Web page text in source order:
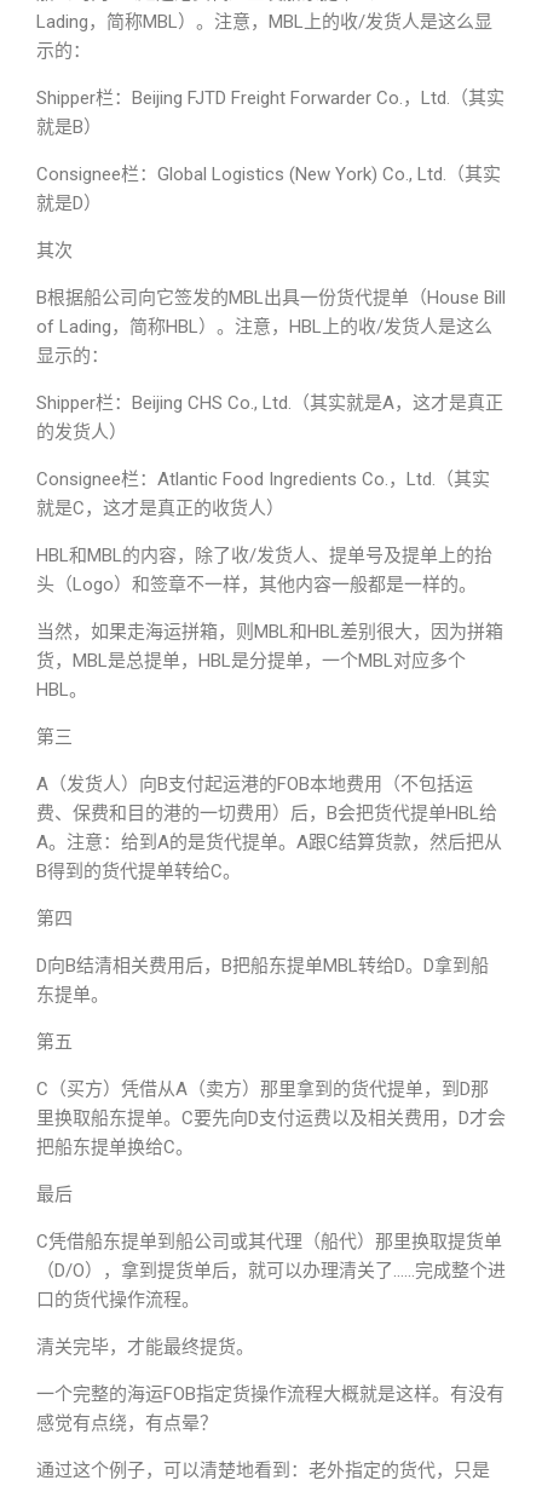
Lading，简称MBL）。注意，MBL上的收/发货人是这么显
示的：
Shipper栏：Beijing FJTD Freight Forwarder Co.，Ltd.（其实
就是B）
Consignee栏：Global Logistics (New York) Co., Ltd.（其实
就是D）
其次
B根据船公司向它签发的MBL出具一份货代提单（House Bill
of Lading，简称HBL）。注意，HBL上的收/发货人是这么
显示的：
Shipper栏：Beijing CHS Co., Ltd.（其实就是A，这才是真正
的发货人）
Consignee栏：Atlantic Food Ingredients Co.，Ltd.（其实
就是C，这才是真正的收货人）
HBL和MBL的内容，除了收/发货人、提单号及提单上的抬
头（Logo）和签章不一样，其他内容一般都是一样的。
当然，如果走海运拼箱，则MBL和HBL差别很大，因为拼箱
货，MBL是总提单，HBL是分提单，一个MBL对应多个
HBL。
第三
A（发货人）向B支付起运港的FOB本地费用（不包括运
费、保费和目的港的一切费用）后，B会把货代提单HBL给
A。注意：给到A的是货代提单。A跟C结算货款，然后把从
B得到的货代提单转给C。
第四
D向B结清相关费用后，B把船东提单MBL转给D。D拿到船
东提单。
第五
C（买方）凭借从A（卖方）那里拿到的货代提单，到D那
里换取船东提单。C要先向D支付运费以及相关费用，D才会
把船东提单换给C。
最后
C凭借船东提单到船公司或其代理（船代）那里换取提货单
（D/O），拿到提货单后，就可以办理清关了……完成整个进
口的货代操作流程。
清关完毕，才能最终提货。
一个完整的海运FOB指定货操作流程大概就是这样。有没有
感觉有点绕，有点晕？
通过这个例子，可以清楚地看到：老外指定的货代，只是